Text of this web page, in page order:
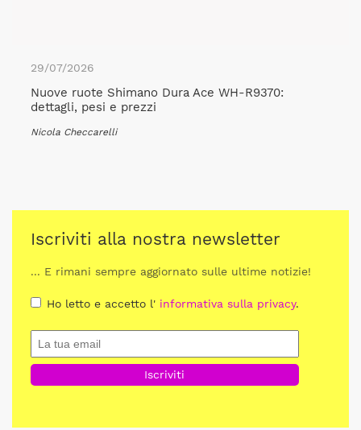
29/07/2026
Nuove ruote Shimano Dura Ace WH-R9370:
dettagli, pesi e prezzi
Nicola Checcarelli
Iscriviti alla nostra newsletter
... E rimani sempre aggiornato sulle ultime notizie!
Ho letto e accetto l' informativa sulla privacy.